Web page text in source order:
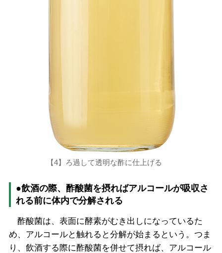
【4】ろ過して透明な酢に仕上げる
●飲酒の際、酢酸菌を摂ればアルコールが吸収さ
れる前に体内で分解される
酢酸菌は、表面に酵素がむき出しになっているた
め、アルコールと触れると分解が始まるという。つま
り、飲酒する際に酢酸菌を併せて摂れば、アルコール